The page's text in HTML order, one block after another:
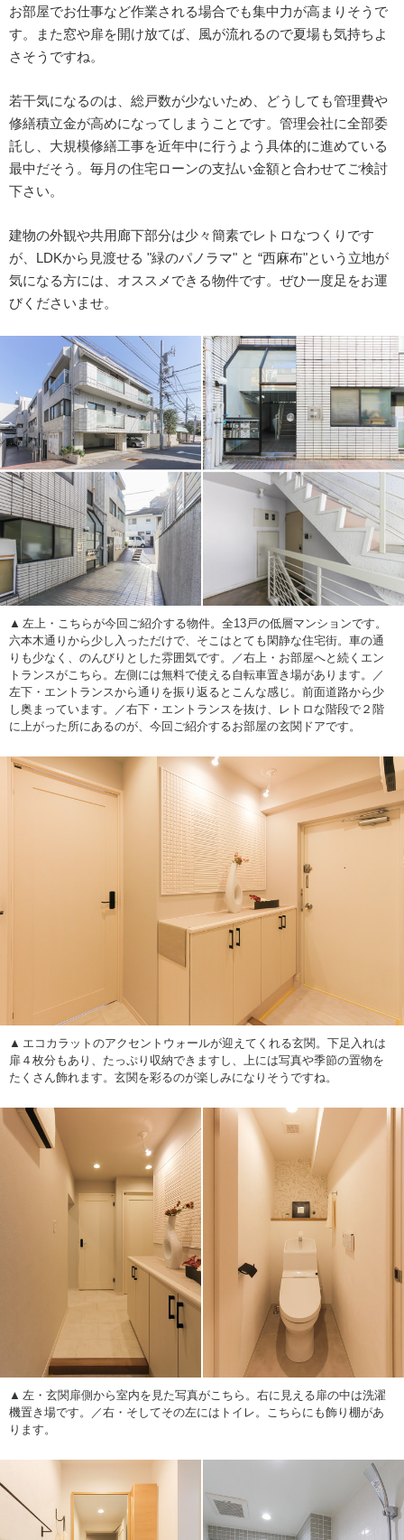
お部屋でお仕事など作業される場合でも集中力が高まりそうで
す。また窓や扉を開け放てば、風が流れるので夏場も気持ちよ
さそうですね。
若干気になるのは、総戸数が少ないため、どうしても管理費や
修繕積立金が高めになってしまうことです。管理会社に全部委
託し、大規模修繕工事を近年中に行うよう具体的に進めている
最中だそう。毎月の住宅ローンの支払い金額と合わせてご検討
下さい。
建物の外観や共用廊下部分は少々簡素でレトロなつくりです
が、LDKから見渡せる "緑のパノラマ" と “西麻布"という立地が
気になる方には、オススメできる物件です。ぜひ一度足をお運
びくださいませ。
左上・こちらが今回ご紹介する物件。全13戸の低層マンションです。
六本木通りから少し入っただけで、そこはとても閑静な住宅街。車の通
りも少なく、のんびりとした雰囲気です。／右上・お部屋へと続くエン
トランスがこちら。左側には無料で使える自転車置き場があります。／
左下・エントランスから通りを振り返るとこんな感じ。前面道路から少
し奥まっています。／右下・エントランスを抜け、レトロな階段で２階
に上がった所にあるのが、今回ご紹介するお部屋の玄関ドアです。
エコカラットのアクセントウォールが迎えてくれる玄関。下足入れは
扉４枚分もあり、たっぷり収納できますし、上には写真や季節の置物を
たくさん飾れます。玄関を彩るのが楽しみになりそうですね。
左・玄関扉側から室内を見た写真がこちら。右に見える扉の中は洗濯
機置き場です。／右・そしてその左にはトイレ。こちらにも飾り棚があ
ります。